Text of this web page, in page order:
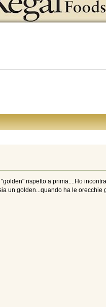
rispetto a prima....Ho
un golden...quando ha le orecchie